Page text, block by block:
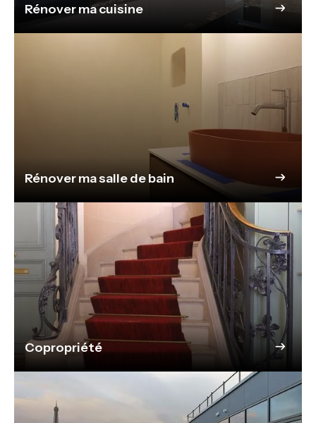
Rénover ma cuisine
Rénover ma salle de bain
Copropriété